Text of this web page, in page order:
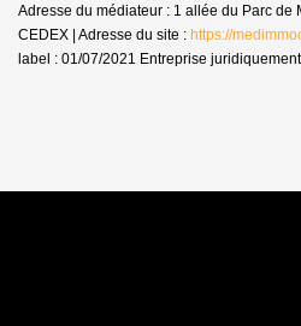
Adresse du médiateur : 1 allée du Parc de
CEDEX | Adresse du site : https://
label : 01/07/2021 Entreprise